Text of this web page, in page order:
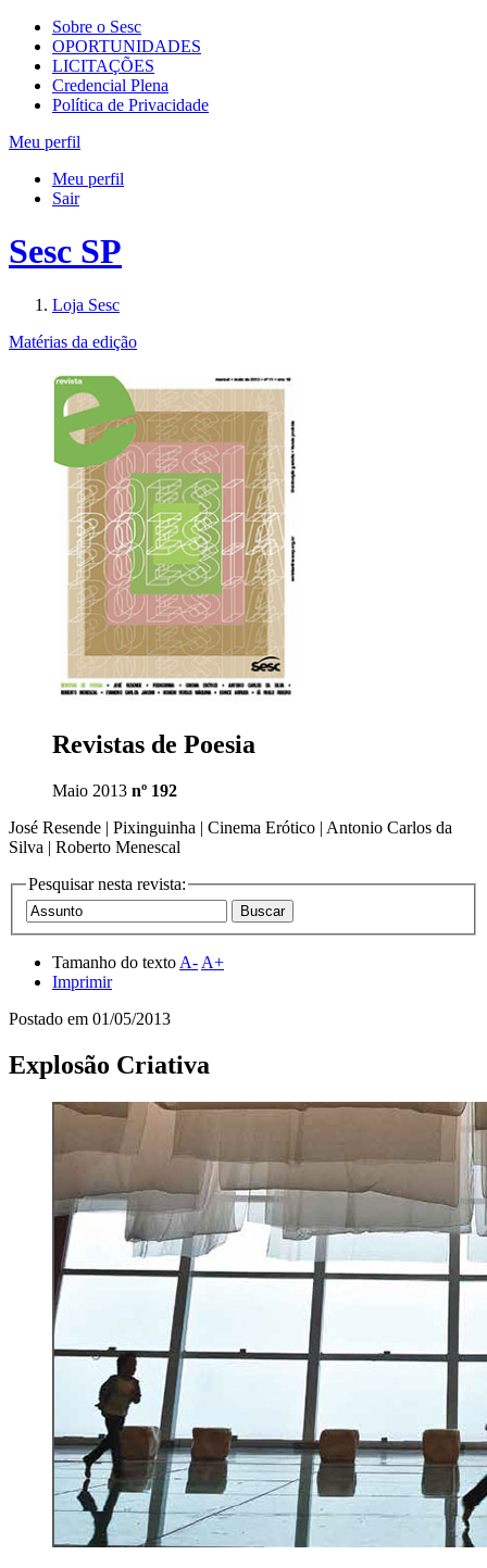
Sobre o Sesc
OPORTUNIDADES
LICITAÇÕES
Credencial Plena
Política de Privacidade
Meu perfil
Meu perfil
Sair
Sesc SP
Loja Sesc
Matérias da edição
Revistas de Poesia
Maio 2013 nº 192
José Resende | Pixinguinha | Cinema Erótico | Antonio Carlos da
Silva | Roberto Menescal
Pesquisar nesta revista:
Tamanho do texto A- A+
Imprimir
Postado em 01/05/2013
Explosão Criativa